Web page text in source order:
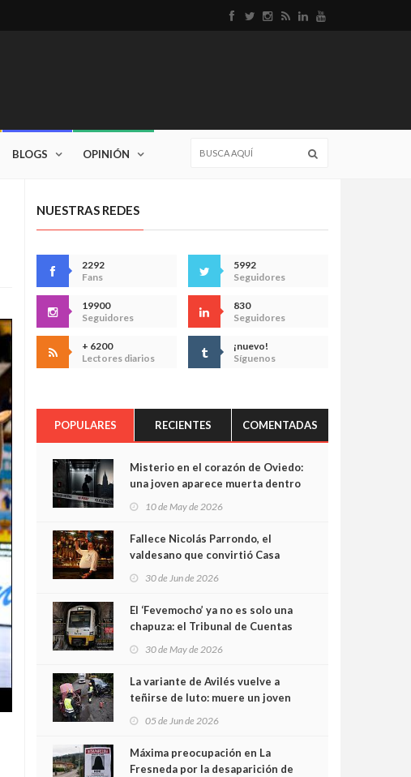
BLOGS OPINIÓN
NUESTRAS REDES
2292
Fans
5992
Seguidores
19900
Seguidores
830
Seguidores
+ 6200
Lectores diarios
¡nuevo!
Síguenos
POPULARES RECIENTES COMENTADAS
Misterio en el corazón de Oviedo:
una joven aparece muerta dentro
cámaras captan sus últimos
minutos
10 de May de 2026
Fallece Nicolás Parrondo, el
valdesano que convirtió Casa
30 de Jun de 2026
El ‘Fevemocho’ ya no es solo una
chapuza: el Tribunal de Cuentas
sobrecoste de los trenes que no
cabían por los túneles
30 de May de 2026
La variante de Avilés vuelve a
teñirse de luto: muere un joven
05 de Jun de 2026
Máxima preocupación en La
Fresneda por la desaparición de